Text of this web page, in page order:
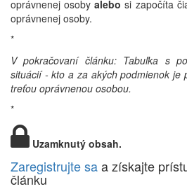
oprávnenej osobyalebo si započíta
oprávnenej osoby.
*
V pokračovaní článku: Tabuľka s
situácií - kto a za akých podmienok je
treťou oprávnenou osobou.
*
Uzamknutý obsah.
Zaregistrujte saa získajte
článku